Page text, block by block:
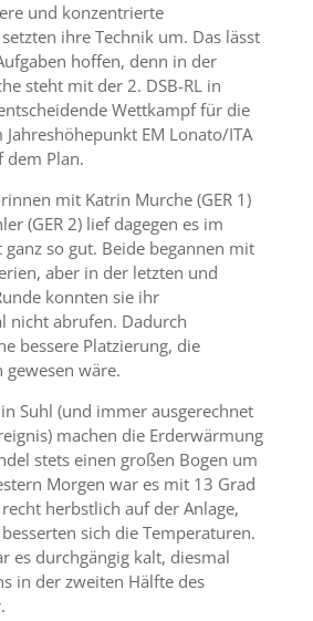
und konzentrierte
ihre Technik um. Das lässt
hoffen, denn in der
steht mit der 2. DSB-RL in
Wettkampf für die
EM Lonato/ITA
dem Plan.
mit Katrin Murche (GER 1)
(GER 2) lief dagegen es im
so gut. Beide begannen mit
aber in der letzten und
konnten sie ihr
nicht abrufen. Dadurch
bessere Platzierung, die
wäre.
Suhl (und immer ausgerechnet
machen die Erderwärmung
stets einen großen Bogen um
Morgen war es mit 13 Grad
herbstlich auf der Anlage,
sich die Temperaturen.
es durchgängig kalt, diesmal
in der zweiten Hälfte des